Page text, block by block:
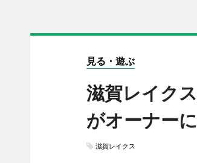
見る・遊ぶ
滋賀レイク
がオーナーに
滋賀レイクス